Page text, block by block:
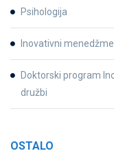
Psihologija
Inovativni
Doktorski program
družbi
OSTALO